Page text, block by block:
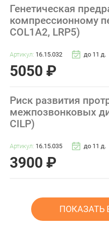
Генетическая
компрессионному
COL1A2, LRP5)
Артикул: 16.15.032 до 11 д.
5050 ₽
Риск развития
межпозвонковых
CILP)
Артикул: 16.15.035 до 11 д.
3900 ₽
ПОКАЗАТЬ